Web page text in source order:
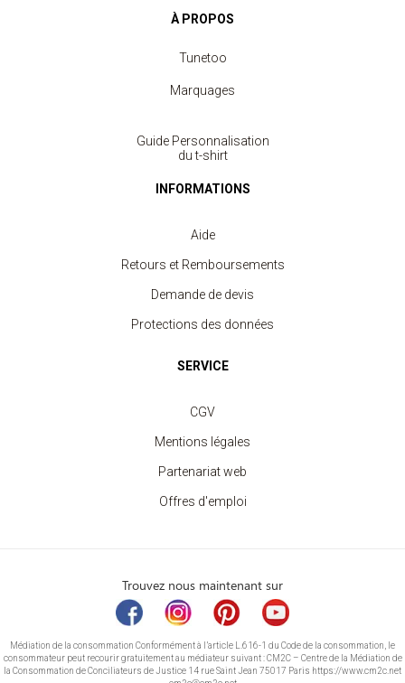
À PROPOS
Tunetoo
Marquages
Guide Personnalisation
du t-shirt
INFORMATIONS
Aide
Retours et Remboursements
Demande de devis
Protections des données
SERVICE
CGV
Mentions légales
Partenariat web
Offres d'emploi
Trouvez nous maintenant sur
Médiation de la consommation Conformément à l’article L.616-1 du Code de la consommation, le
consommateur peut recourir gratuitement au médiateur suivant : CM2C – Centre de la Médiation de
la Consommation de Conciliateurs de Justice 14 rue Saint Jean 75017 Paris https://www.cm2c.net